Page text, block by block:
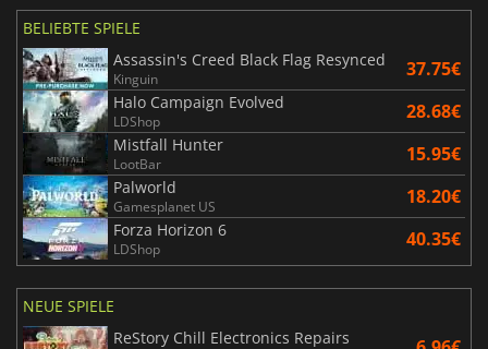
BELIEBTE SPIELE
Assassin's Creed Black Flag Resynced
Kinguin 37.75€
Halo Campaign Evolved
LDShop 28.68€
Mistfall Hunter
LootBar 15.95€
Palworld
Gamesplanet US 18.20€
Forza Horizon 6
LDShop 40.35€
NEUE SPIELE
ReStory Chill Electronics Repairs